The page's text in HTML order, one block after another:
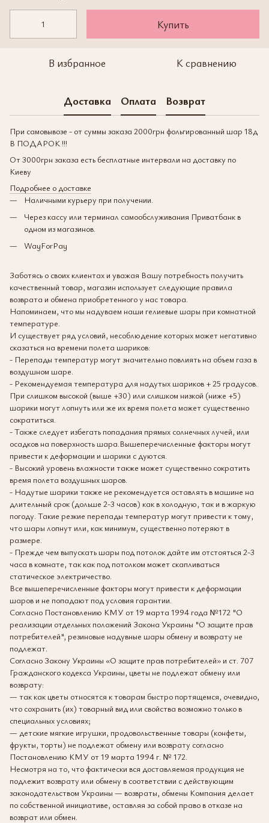
Купить
В избранное К сравнению
Доставка Оплата Возврат
При самовывозе - от суммы заказа 2000грн фольгированный шар 18д
В ПОДАРОК !!!
От 3000грн заказа есть бесплатные интервали на доставку по
Киеву
Подробнее о доставке
Наличными курьеру при получении.
Через кассу или терминал самообслуживания Приватбанк в
одном из магазинов.
WayForPay
Заботясь о своих клиентах и уважая Вашу потребность получить
качественный товар, магазин использует следующие правила
возврата и обмена приобретенного у нас товара.
Напоминаем, что мы надуваем наши гелиевые шары при комнатной
температуре.
И существует ряд условий, несоблюдение которых может негативно
сказаться на времени полета шариков:
- Перепады температур могут значительно повлиять на объем газа в
воздушном шаре.
- Рекомендуемая температура для надутых шариков + 25 градусов.
При слишком высокой (выше +30) или слишком низкой (ниже +5)
шарики могут лопнуть или же их время полета может существенно
сократиться.
- Также следует избегать попадания прямых солнечных лучей, или
осадков на поверхность шара.Вышеперечисленные факторы могут
привести к деформации и шарики с дуются.
- Высокий уровень влажности также может существенно сократить
время полета воздушных шаров.
- Надутые шарики также не рекомендуется оставлять в машине на
длительный срок (дольше 2-3 часов) как в холодную, так и в жаркую
погоду. Такие резкие перепады температур могут привести к тому,
что шары лопнут или, как минимум, существенно потеряют в
размере.
- Прежде чем выпускать шары под потолок дайте им отстояться 2-3
часа в комнате, так как под потолком может скапливаться
статическое электричество.
Все вышеперечисленные факторы могут привести к деформации
шаров и не попадают под условия гарантии.
Согласно Постановлению КМУ от 19 марта 1994 года №172 "О
реализации отдельных положений Закона Украины "О защите прав
потребителей", резиновые надувные шары обмену и возврату не
подлежат.
Согласно Закону Украины «О защите прав потребителей» и ст. 707
Гражданского кодекса Украины, цветы не подлежат обмену или
возврату:
— так как цветы относятся к товарам быстро портящемся, очевидно,
что сохранить (их) товарный вид или свойства возможно только в
специальных условиях;
— детские мягкие игрушки, продовольственные товары (конфеты,
фрукты, торты) не подлежат обмену или возврату согласно
Постановлению КМУ от 19 марта 1994 г. № 172.
Несмотря на то, что фактически вся доставляемая продукция не
подлежит возврату или обмену в соответствии с действующим
законодательством Украины — возвраты, обмены Компания делает
по собственной инициативе, оставляя за собой право в отказе на
возврат или обмен.